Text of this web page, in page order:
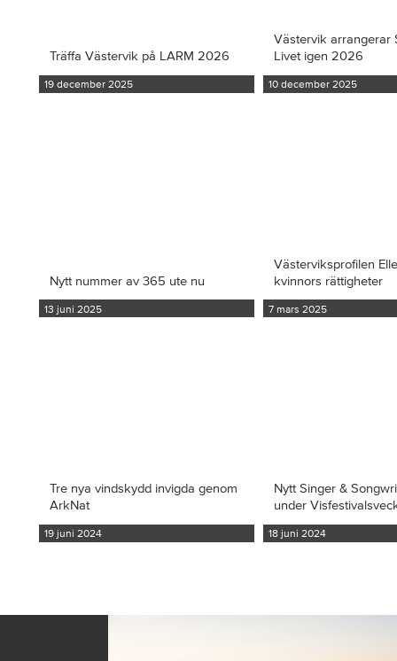
Träffa Västervik på LARM 2026
19 december 2025
Västervik arrangerar
Livet igen 2026
10 december 2025
Nytt nummer av 365 ute nu
13 juni 2025
Västerviksprofilen
kvinnors rättigheter
7 mars 2025
Tre nya vindskydd invigda genom
ArkNat
19 juni 2024
Nytt Singer &
under
18 juni 2024